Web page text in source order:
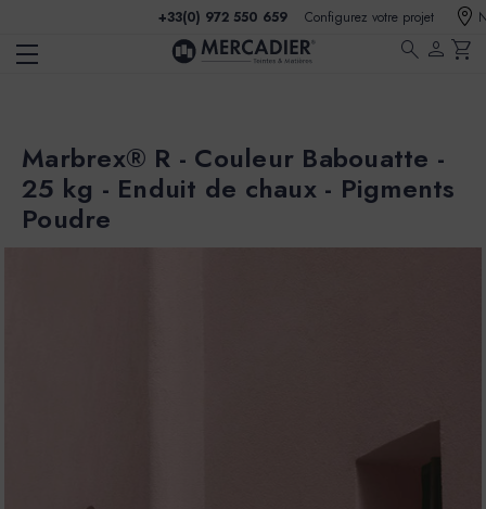
+33(0) 972 550 659 Configurez votre projet
search person shopping_cart
Marbrex® R - Couleur Babouatte -
25 kg - Enduit de chaux - Pigments
Poudre